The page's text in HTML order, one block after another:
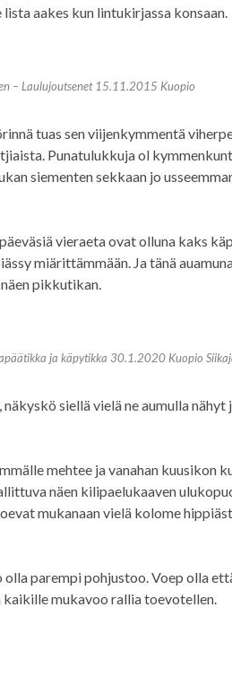
aakes kun lintukirjassa konsaan.
– Laulujoutsenet 15.11.2015 Kuopio
tuas sen viijenkymmentä
Punatulukkuja ol
siementen sekkaan jo
vieraeta ovat olluna kaks
miärittämmään. Ja tänä
pikkutikan.
ja käpytikka 30.1.2020 Kuopio
siellä vielä ne aumulla
mehtee ja vanahan kuusikon
näen kilipaelukaaven
mukanaan vielä kolome
parempi pohjustoo. Voep olla
kaikille mukavoo rallia toevotellen.